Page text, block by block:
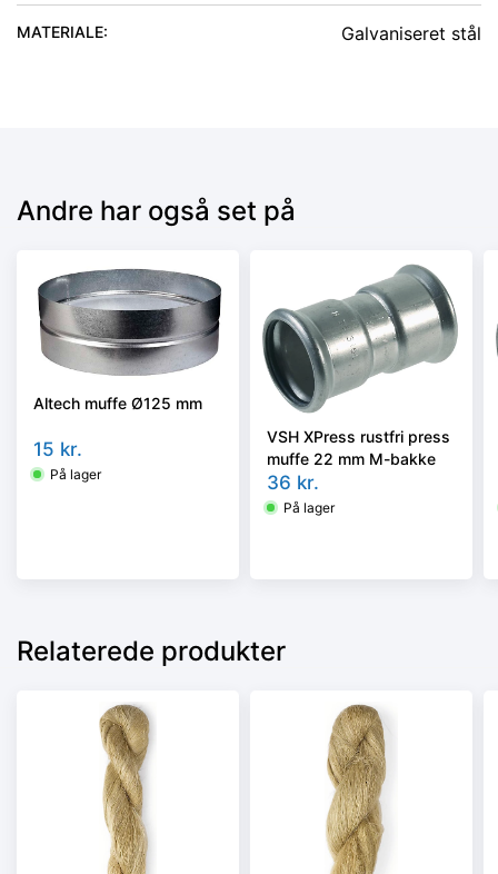
MATERIALE: Galvaniseret stål
Andre har også set på
Altech muffe Ø125 mm
15 kr.
På lager
VSH XPress rustfri press
muffe 22 mm M-bakke
36 kr.
På lager
Relaterede produkter